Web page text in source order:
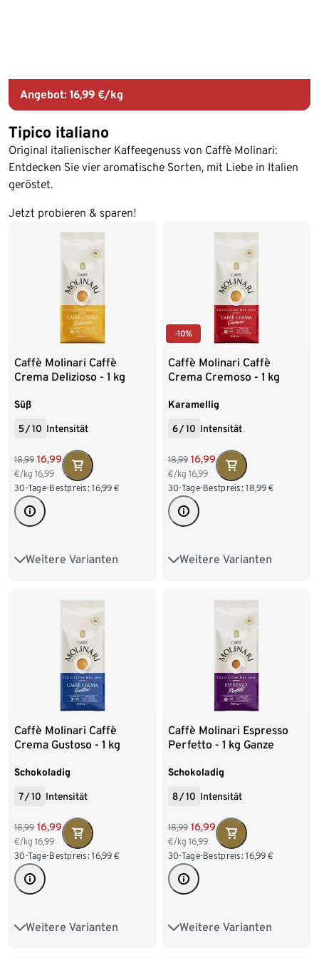
Angebot: 16,99 €/kg
Tipico italiano
Original italienischer Kaffeegenuss von Caffè Molinari:
Entdecken Sie vier aromatische Sorten, mit Liebe in Italien
geröstet.
Jetzt probieren & sparen!
Caffè Molinari Caffè
Crema Delizioso - 1 kg
Süß
5/10 Intensität
18,99 16,99
€/kg 16,99
30-Tage-Bestpreis: 16,99 €
Weitere Varianten
1 kg Ganze Bohne
-10%
Caffè Molinari Caffè
Crema Cremoso - 1 kg
Karamellig
6/10 Intensität
18,99 16,99
€/kg 16,99
30-Tage-Bestpreis: 18,99 €
Weitere Varianten
1 kg Ganze Bohne
Caffè Molinari Caffè
Crema Gustoso - 1 kg
Schokoladig
7/10 Intensität
18,99 16,99
€/kg 16,99
30-Tage-Bestpreis: 16,99 €
Weitere Varianten
1 kg Ganze Bohne
Caffè Molinari Espresso
Perfetto - 1 kg Ganze
Schokoladig
8/10 Intensität
18,99 16,99
€/kg 16,99
30-Tage-Bestpreis: 16,99 €
Weitere Varianten
1 kg Ganze Bohne